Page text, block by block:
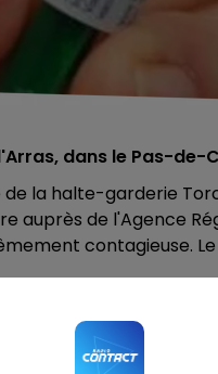
dans le Pas-de-
la halte-garderie
auprès de l'Agence
contagieuse.
il s'agit de bébés
vaccin.